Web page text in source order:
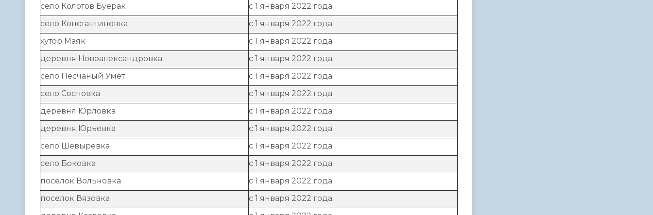
село Колотов Буерак
с 1 января 2022 года
село Константиновка
с 1 января 2022 года
хутор Маяк
с 1 января 2022 года
деревня Новоалександровка
с 1 января 2022 года
село Песчаный Умет
с 1 января 2022 года
село Сосновка
с 1 января 2022 года
деревня Юрловка
с 1 января 2022 года
деревня Юрьевка
с 1 января 2022 года
село Шевыревка
с 1 января 2022 года
село Боковка
с 1 января 2022 года
поселок Вольновка
с 1 января 2022 года
поселок Вязовка
с 1 января 2022 года